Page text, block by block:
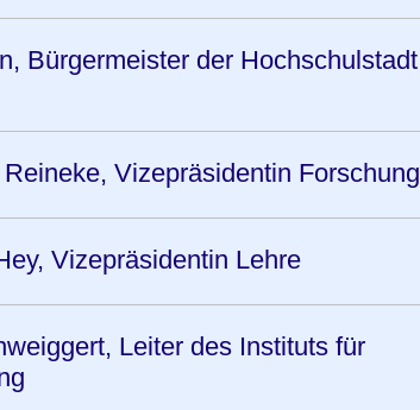
Bürgermeister der Hochschulstadt
Vizepräsidentin Forschung
Vizepräsidentin Lehre
Leiter des Instituts für